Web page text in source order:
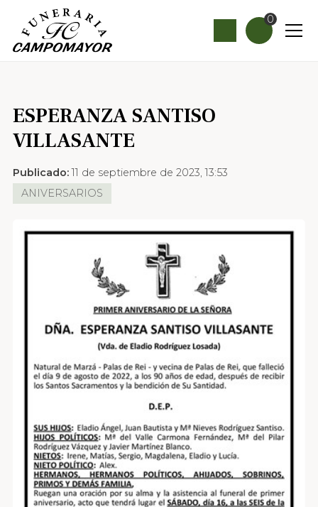
0
ESPERANZA SANTISO
VILLASANTE
Publicado: 11 de septiembre de 2023, 13:53
ANIVERSARIOS